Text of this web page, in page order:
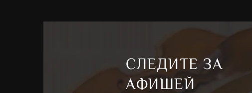
СЛЕДИТЕ ЗА
АФИШЕЙ